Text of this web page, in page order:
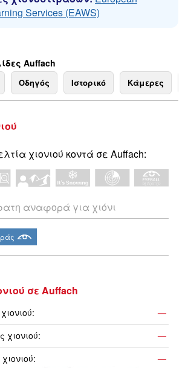
Services (EAWS)
Auffach
Οδηγός Ιστορικό Κάμερες
χιονιού κοντά σε Auffach:
αναφορά για χιόνι
σε Auffach
—
χιονιού:
—
—